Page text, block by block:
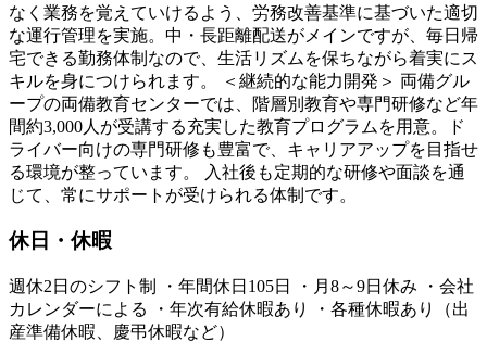
なく業務を覚えていけるよう、労務改善基準に基づいた適切
な運行管理を実施。中・長距離配送がメインですが、毎日帰
宅できる勤務体制なので、生活リズムを保ちながら着実にス
キルを身につけられます。 ＜継続的な能力開発＞ 両備グル
ープの両備教育センターでは、階層別教育や専門研修など年
間約3,000人が受講する充実した教育プログラムを用意。ド
ライバー向けの専門研修も豊富で、キャリアアップを目指せ
る環境が整っています。 入社後も定期的な研修や面談を通
じて、常にサポートが受けられる体制です。
休日・休暇
週休2日のシフト制 ・年間休日105日 ・月8～9日休み ・会社
カレンダーによる ・年次有給休暇あり ・各種休暇あり（出
産準備休暇、慶弔休暇など）